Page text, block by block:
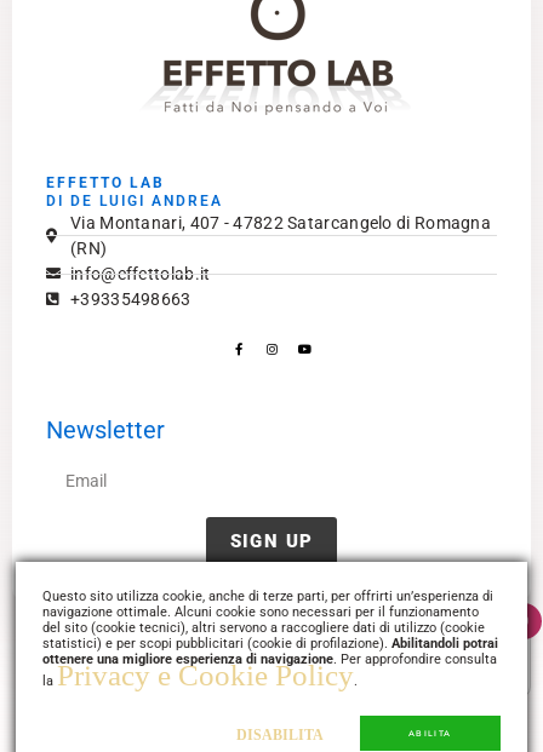
EFFETTO LAB
DI DE LUIGI ANDREA
Via Montanari, 407 - 47822 Satarcangelo di Romagna
(RN)
info@effettolab.it
+39335498663
Facebook-
f
Newsletter
SIGN UP
Termini Disclaimer Privacy
0
Questo sito utilizza cookie, anche di terze parti, per offrirti un’esperienza di
navigazione ottimale. Alcuni cookie sono necessari per il funzionamento
del sito (cookie tecnici), altri servono a raccogliere dati di utilizzo (cookie
statistici) e per scopi pubblicitari (cookie di profilazione).Abilitandoli potrai
ottenere una migliore esperienza di navigazione. Per approfondire consulta
la Privacy e Cookie Policy.
ABILITA
DISABILITA